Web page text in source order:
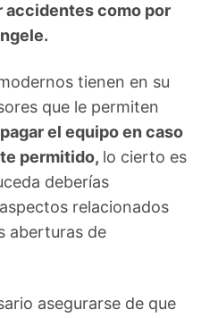
accidentes como por
tienen en su
que le permiten
el equipo en caso
permitido, lo cierto es
deberías
relacionados
aberturas de
asegurarse de que